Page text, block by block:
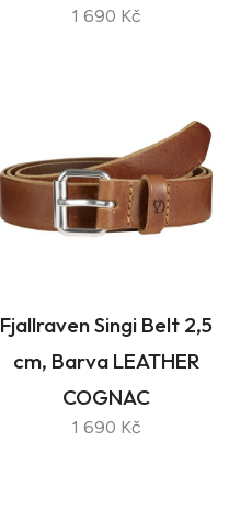
1 690 Kč
Fjallraven Singi Belt 2,5
cm, Barva LEATHER
COGNAC
1 690 Kč